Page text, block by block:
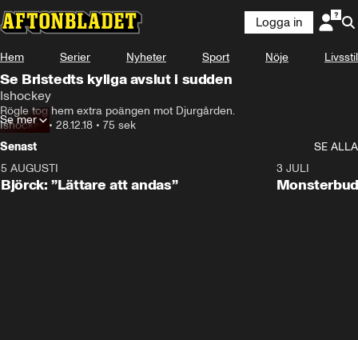
Logga in
Hem Serier Nyheter Sport Nöje Livsstil
Se Bristedts kyliga avslut i sudden
Ishockey
Rögle tog hem extra poängen mot Djurgården.
Ishockey• 28.12.18 • 75 sek
Se mer
Senast
SE ALLA
5 AUGUSTI
Björck: ”Lättare att andas”
3 JULI